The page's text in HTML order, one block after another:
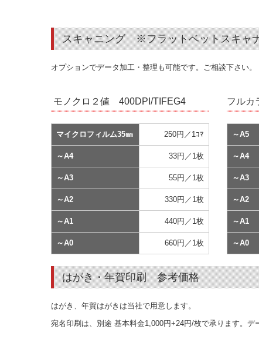
スキャニング ※フラットベットスキャ
オプションでデータ加工・整理も可能です。ご相談下さい。
モノクロ２値 400DPI/TIFEG4
マイクロフィルム35㎜ 250円／1ｺﾏ
～A4 33円／1枚
～A3 55円／1枚
～A2 330円／1枚
～A1 440円／1枚
～A0 660円／1枚
フルカ
～A5
～A4
～A3
～A2
～A1
～A0
はがき・年賀印刷 参考価格
はがき、年賀はがきは当社で用意します。
宛名印刷は、別途 基本料金1,000円+24円/枚で承ります。デ